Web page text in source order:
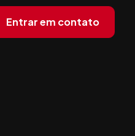
Entrar em contato